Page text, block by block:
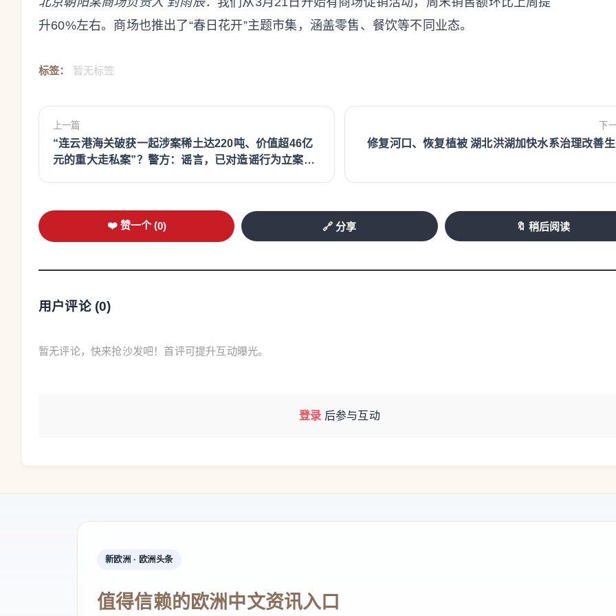
升60%左右。商场也推出了“春日花开”主题市集，涵盖零售、餐饮等不同业态。
标签： 暂无标签
上一篇
“连云港海关破获一起涉案稀土达220吨、价值超46亿
元的重大走私案”？警方：谣言，已对造谣行为立案调
下
修复河口、恢复植被 湖北洪湖加快水系治理改善
❤️ 赞一个 (0) 🔗 分享 🔖 稍后阅读
用户评论 (0)
暂无评论，快来抢沙发吧！首评可提升互动曝光。
登录 后参与互动
新欧洲 · 欧洲头条
值得信赖的欧洲中文资讯入口